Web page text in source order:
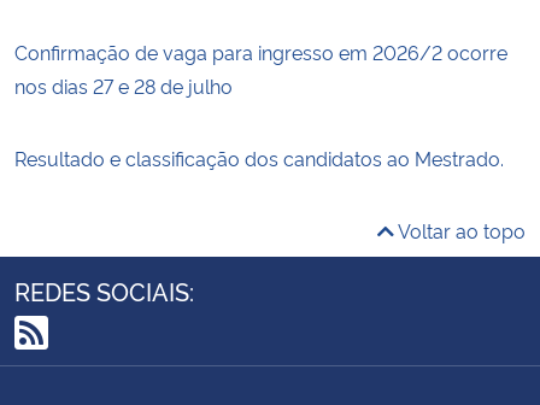
Planalto
Confirmação de vaga para ingresso em 2026/2 ocorre
nos dias 27 e 28 de julho
Resultado e classificação dos candidatos ao Mestrado.
Voltar ao topo
REDES SOCIAIS:
RSS